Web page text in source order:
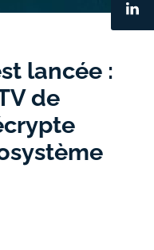
lancée :
de